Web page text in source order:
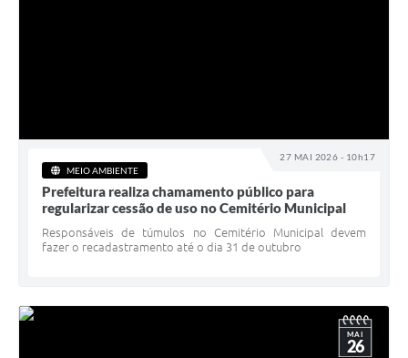
27 MAI 2026 - 10h17
MEIO AMBIENTE
Prefeitura realiza chamamento público para
regularizar cessão de uso no Cemitério Municipal
Responsáveis de túmulos no Cemitério Municipal devem
fazer o recadastramento até o dia 31 de outubro
MAI
26